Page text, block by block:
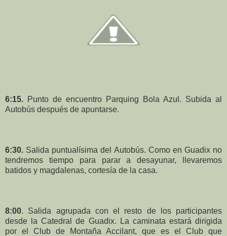
6:15. Punto de encuentro Parquing Bola Azul. Subida al
Autobús después de apuntarse.
6:30. Salida puntualísima del Autobús. Como en Guadix no
tendremos tiempo para parar a desayunar, llevaremos
batidos y magdalenas, cortesía de la casa.
8:00. Salida agrupada con el resto de los participantes
desde la Catedral de Guadix. La caminata estará dirigida
por el Club de Montaña Accilant, que es el Club que